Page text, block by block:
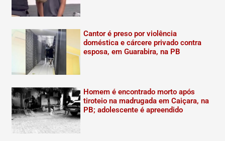
Cantor é preso por violência
doméstica e cárcere privado contra
esposa, em Guarabira, na PB
Homem é encontrado morto após
tiroteio na madrugada em Caiçara, na
PB; adolescente é apreendido